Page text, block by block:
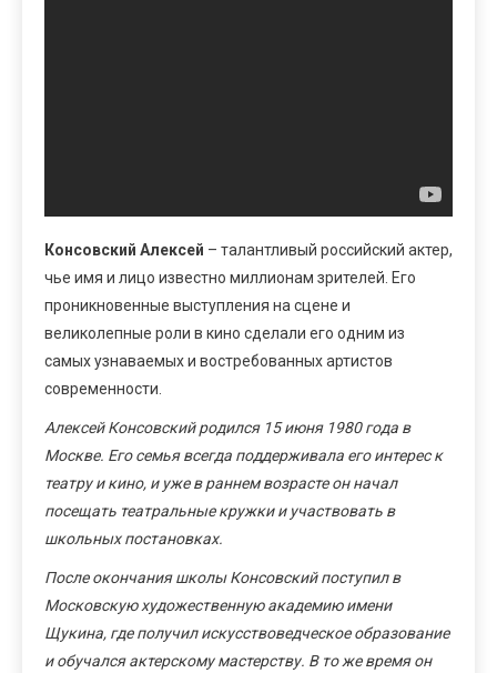
Консовский Алексей – талантливый российский актер,
чье имя и лицо известно миллионам зрителей. Его
проникновенные выступления на сцене и
великолепные роли в кино сделали его одним из
самых узнаваемых и востребованных артистов
современности.
Алексей Консовский родился 15 июня 1980 года в
Москве. Его семья всегда поддерживала его интерес к
театру и кино, и уже в раннем возрасте он начал
посещать театральные кружки и участвовать в
школьных постановках.
После окончания школы Консовский поступил в
Московскую художественную академию имени
Щукина, где получил искусствоведческое образование
и обучался актерскому мастерству. В то же время он